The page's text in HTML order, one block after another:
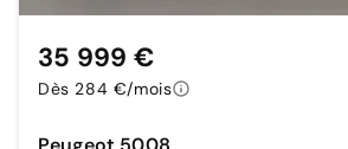
35 999 €
Dès 284 €/mois